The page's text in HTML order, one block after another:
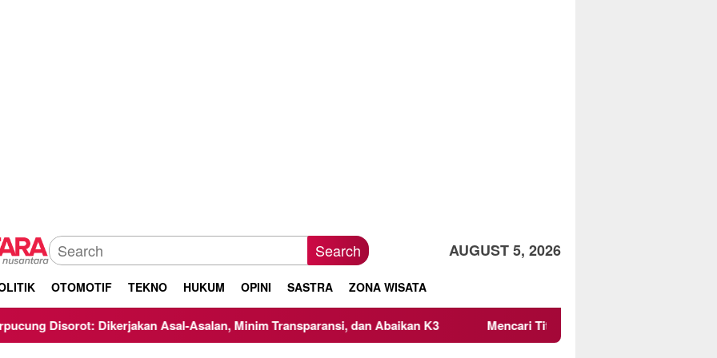
Search AUGUST 5, 2026
OTOMOTIF TEKNO HUKUM OPINI SASTRA ZONA WISATA
Dikerjakan Asal-Asalan, Minim Transparansi, dan Abaikan K3 Mencari Titik Temu dalam Transaksi: Peran